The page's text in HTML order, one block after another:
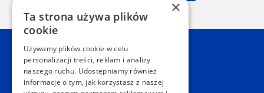
Kontakt
Dział Obsługi Klienta Warszawa
×
Ta strona używa plików
cookie
Używamy plików cookie w celu
personalizacji treści, reklam i analizy
naszego ruchu. Udostępniamy również
informacje o tym, jak korzystasz z naszej